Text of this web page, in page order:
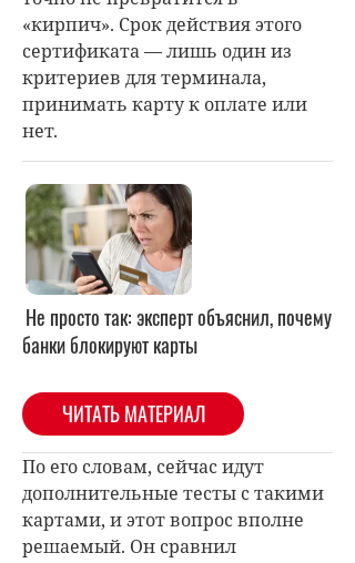
«кирпич». Срок действия этого
сертификата — лишь один из
критериев для терминала,
принимать карту к оплате или
нет.
Не просто так: эксперт объяснил, почему
банки блокируют карты
ЧИТАТЬ МАТЕРИАЛ
По его словам, сейчас идут
дополнительные тесты с такими
картами, и этот вопрос вполне
решаемый. Он сравнил